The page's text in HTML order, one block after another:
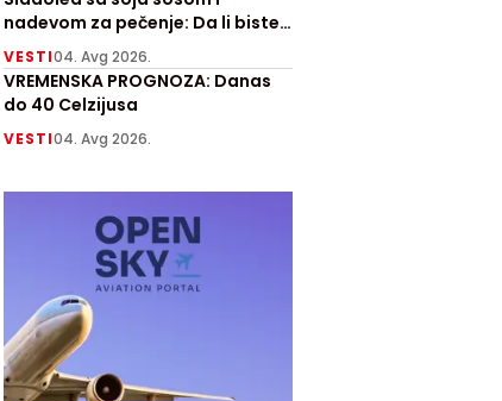
nadevom za pečenje: Da li biste
probali ove letnje hitove?
VESTI04. Avg 2026.
VREMENSKA PROGNOZA: Danas
do 40 Celzijusa
VESTI04. Avg 2026.